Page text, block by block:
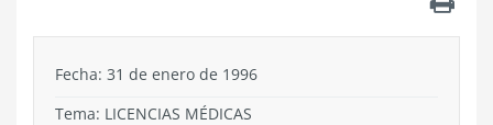
Fecha: 31 de enero de 1996
Tema: LICENCIAS MÉDICAS